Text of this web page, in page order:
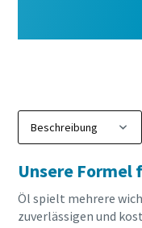
Unsere
Öl spielt mehrere
zuverlässigen und